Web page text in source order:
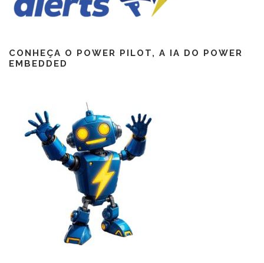
CONHEÇA O POWER PILOT, A IA DO POWER
EMBEDDED